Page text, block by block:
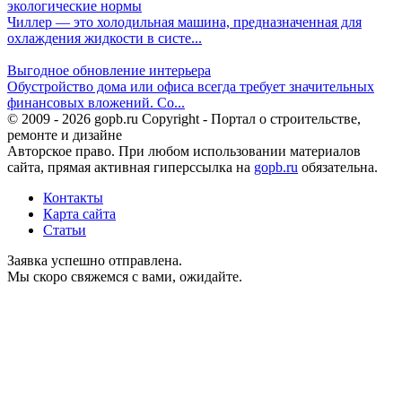
экологические нормы
Чиллер — это холодильная машина, предназначенная для
охлаждения жидкости в систе...
Выгодное обновление интерьера
Обустройство дома или офиса всегда требует значительных
финансовых вложений. Со...
© 2009 - 2026 gopb.ru Copyright - Портал о строительстве,
ремонте и дизайне
Авторское право. При любом использовании материалов
сайта, прямая активная гиперссылка на gopb.ru обязательна.
Контакты
Карта сайта
Статьи
Заявка успешно отправлена.
Мы скоро свяжемся с вами, ожидайте.